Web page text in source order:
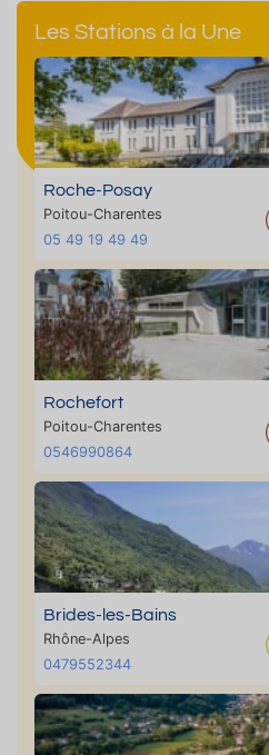
Les Stations à la Une
Roche-Posay
Poitou-Charentes
05 49 19 49 49
Rochefort
Poitou-Charentes
0546990864
Brides-les-Bains
Rhône-Alpes
0479552344